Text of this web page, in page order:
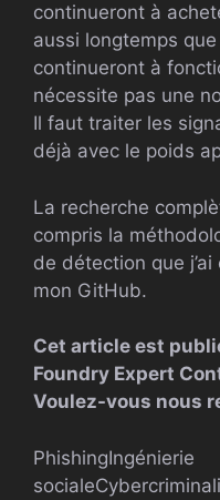
continueront à
aussi longtemps
continueront à
nécessite pas une
Il faut traiter les
déjà avec le poids
La recherche
compris la
de détection que
mon GitHub.
Cet article est
Foundry Expert
Voulez-vous nous
PhishingIngénierie
sociale